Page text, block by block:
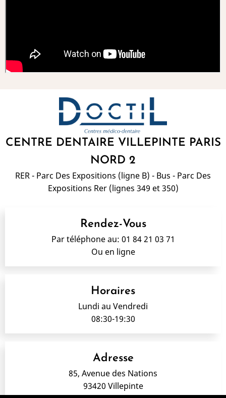
CENTRE DENTAIRE VILLEPINTE PARIS
NORD 2
RER - Parc Des Expositions (ligne B) - Bus - Parc Des
Expositions Rer (lignes 349 et 350)
Rendez-Vous
Par téléphone au: 01 84 21 03 71
Ou en ligne
Horaires
Lundi au Vendredi
08:30-19:30
Adresse
85, Avenue des Nations
93420 Villepinte